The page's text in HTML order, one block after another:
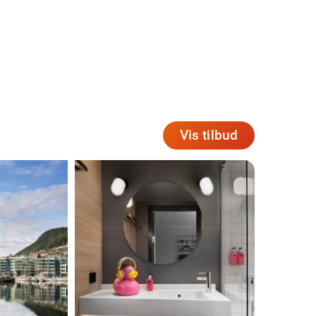
Vis tilbud